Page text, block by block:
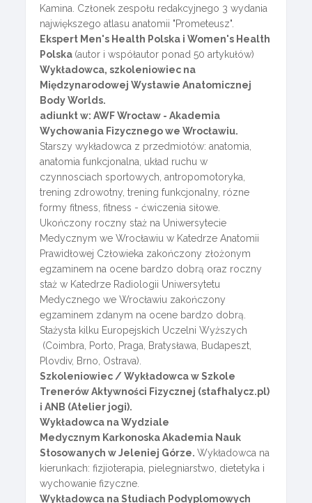
Kamina. Członek zespołu redakcyjnego 3 wydania
największego atlasu anatomii "Prometeusz".
Ekspert Men's Health Polska i Women's Health
Polska (autor i współautor ponad 50 artykułów)
Wykładowca, szkoleniowiec na
Międzynarodowej Wystawie Anatomicznej
Body Worlds.
adiunkt w: AWF Wrocław - Akademia
Wychowania Fizycznego we Wrocławiu.
Starszy wykładowca z przedmiotów: anatomia,
anatomia funkcjonalna, układ ruchu w
czynnosciach sportowych, antropomotoryka,
trening zdrowotny, trening funkcjonalny, rózne
formy fitness, fitness - ćwiczenia siłowe.
Ukończony roczny staż na Uniwersytecie
Medycznym we Wrocławiu w Katedrze Anatomii
Prawidłowej Człowieka zakończony złożonym
egzaminem na ocene bardzo dobrą oraz roczny
staż w Katedrze Radiologii Uniwersytetu
Medycznego we Wrocławiu zakończony
egzaminem zdanym na ocene bardzo dobrą.
Stażysta kilku Europejskich Uczelni Wyższych
(Coimbra, Porto, Praga, Bratysława, Budapeszt,
Plovdiv, Brno, Ostrava).
Szkoleniowiec / Wykładowca w Szkole
Trenerów Aktywności Fizycznej (stafhalycz.pl)
i ANB (Atelier jogi).
Wykładowca na Wydziale
Medycznym Karkonoska Akademia Nauk
Stosowanych w Jeleniej Górze.Wykładowca na
kierunkach: fizjioterapia, pielegniarstwo, dietetyka i
wychowanie fizyczne.
Wykładowca na Studiach Podyplomowych